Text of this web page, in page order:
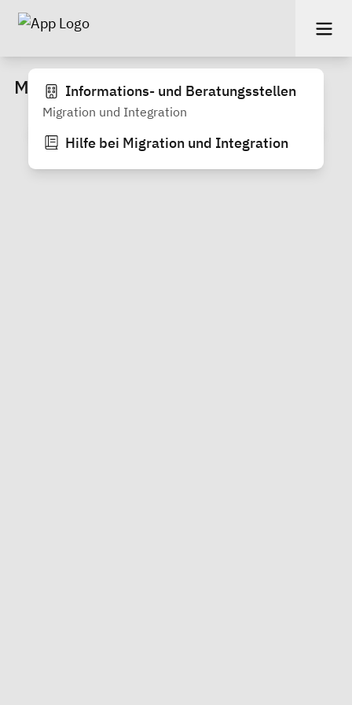
Migration und Integration
Informations- und Beratungsstellen
Migration und Integration
Hilfe bei Migration und Integration